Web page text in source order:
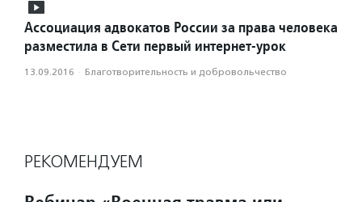
Ассоциация адвокатов России за права человека
разместила в Сети первый интернет-урок
13.09.2016 · Благотвори­тель­ность и доброволь­чест­во
РЕКОМЕНДУЕМ